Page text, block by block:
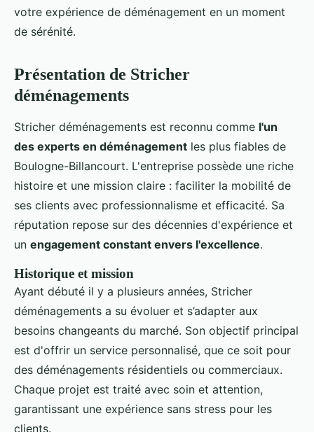
votre expérience de déménagement en un moment
de sérénité.
Présentation de Stricher
déménagements
Stricher déménagements est reconnu comme l'un
des experts en déménagement les plus fiables de
Boulogne-Billancourt. L'entreprise possède une riche
histoire et une mission claire : faciliter la mobilité de
ses clients avec professionnalisme et efficacité. Sa
réputation repose sur des décennies d'expérience et
un engagement constant envers l'excellence.
Historique et mission
Ayant débuté il y a plusieurs années, Stricher
déménagements a su évoluer et s’adapter aux
besoins changeants du marché. Son objectif principal
est d'offrir un service personnalisé, que ce soit pour
des déménagements résidentiels ou commerciaux.
Chaque projet est traité avec soin et attention,
garantissant une expérience sans stress pour les
clients.